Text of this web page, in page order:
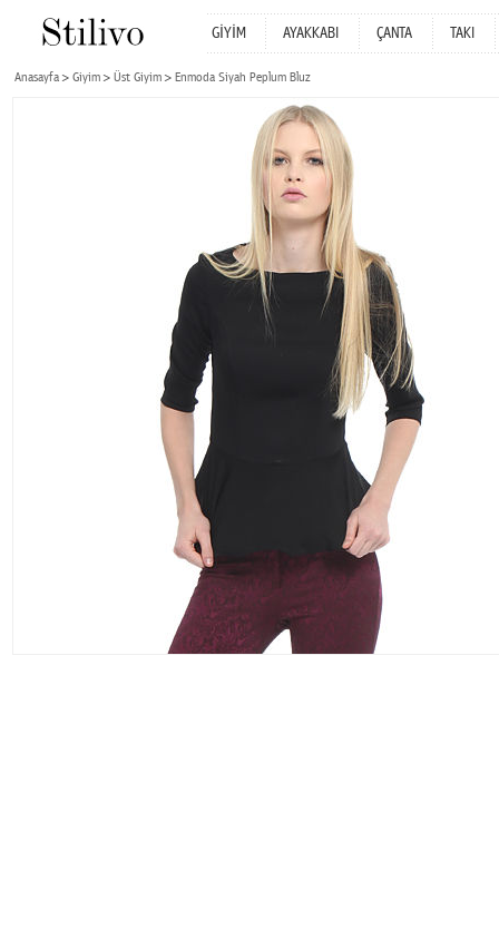
GİYİM AYAKKABI ÇANTA TAKI
Anasayfa Giyim Üst Giyim Enmoda Siyah Peplum Bluz